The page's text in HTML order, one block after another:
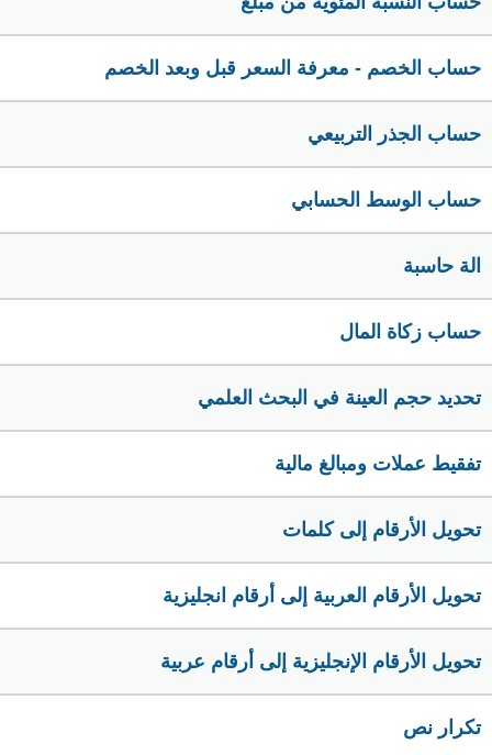
حساب الخصم - معرفة السعر قبل وبعد الخصم
حساب الجذر التربيعي
حساب الوسط الحسابي
الة حاسبة
حساب زكاة المال
تحديد حجم العينة في البحث العلمي
تفقيط عملات ومبالغ مالية
تحويل الأرقام إلى كلمات
تحويل الأرقام العربية إلى أرقام انجليزية
تحويل الأرقام الإنجليزية إلى أرقام عربية
تكرار نص